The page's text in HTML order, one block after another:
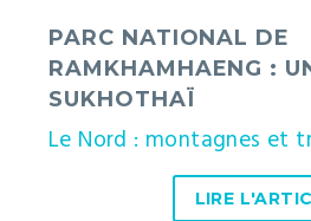
PARC NATIONAL DE
RAMKHAMHAENG :
SUKHOTHAÏ
Le Nord : montagnes et
LIRE